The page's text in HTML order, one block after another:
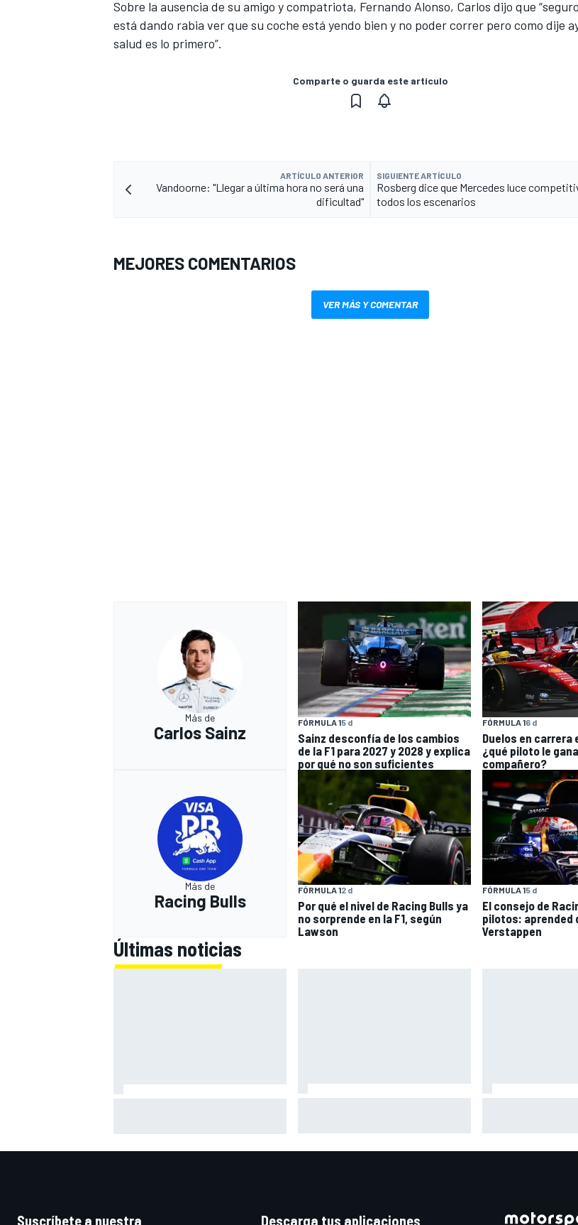
Sobre la ausencia de su amigo y compatriota, Fernando Alonso, Carlos dijo que
está dando rabia ver que su coche está yendo bien y no poder correr pero como dije
salud es lo primero”.
Comparte o guarda este artículo
ARTÍCULO ANTERIOR
Vandoorne: "Llegar a última hora no será una
dificultad"
SIGUIENTE ARTÍCULO
Rosberg dice que Mercedes luce
todos los escenarios
MEJORES COMENTARIOS
VER MÁS Y COMENTAR
Más de
Carlos Sainz
FÓRMULA 15 d
Sainz desconfía de los cambios
de la F1 para 2027 y 2028 y explica
por qué no son suficientes
FÓRMULA 16 d
Duelos en carrera
¿qué piloto le
compañero?
Más de
Racing Bulls
FÓRMULA 12 d
Por qué el nivel de Racing Bulls ya
no sorprende en la F1, según
Lawson
FÓRMULA 15 d
El consejo de
pilotos: aprended
Verstappen
Últimas noticias
Suscríbete a nuestra Descarga tus aplicaciones